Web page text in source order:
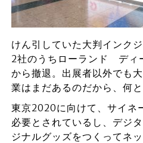
けん引していた大判インク
2社のうちローランド ディ
から撤退。出展者以外でも
業はまだあるのだから、何
東京2020に向けて、サイネ
必要とされているし、デジ
ジナルグッズをつくってネ